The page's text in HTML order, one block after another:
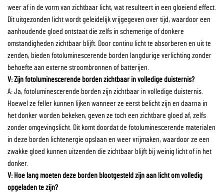
weer af in de vorm van zichtbaar licht, wat resulteert in een gloeiend effect.
Dit uitgezonden licht wordt geleidelijk vrijgegeven over tijd, waardoor een
aanhoudende gloed ontstaat die zelfs in schemerige of donkere
omstandigheden zichtbaar blijft. Door continu licht te absorberen en uit te
zenden, bieden fotoluminescerende borden langdurige verlichting zonder
behoefte aan externe stroombronnen of batterijen.
V: Zijn fotoluminescerende borden zichtbaar in volledige duisternis?
A: Ja, fotoluminescerende borden zijn zichtbaar in volledige duisternis.
Hoewel ze feller kunnen lijken wanneer ze eerst belicht zijn en daarna in
het donker worden bekeken, geven ze toch een zichtbare gloed af, zelfs
zonder omgevingslicht. Dit komt doordat de fotoluminescerende materialen
in deze borden lichtenergie opslaan en weer vrijmaken, waardoor ze een
zwakke gloed kunnen uitzenden die zichtbaar blijft bij weinig licht of in het
donker.
V: Hoe lang moeten deze borden blootgesteld zijn aan licht om volledig
opgeladen te zijn?